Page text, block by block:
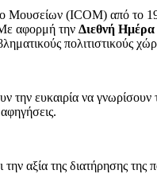
Μουσείων (ICOM) από το
αφορμή την Διεθνή
πολιτιστικούς
την ευκαιρία να
αξία της διατήρησης της